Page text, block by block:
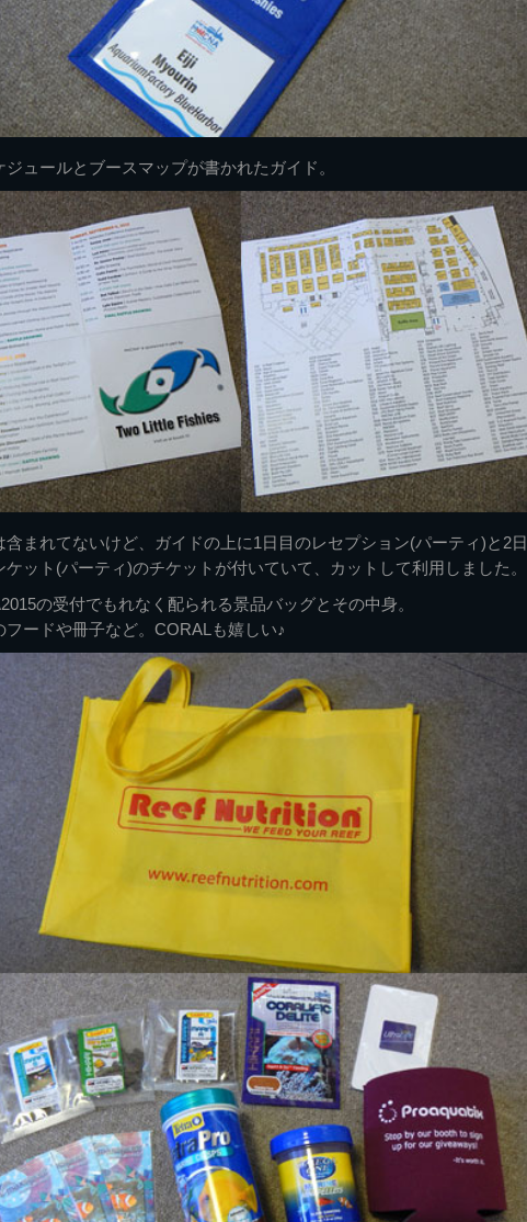
ジュールとブースマップが書かれたガイド。
含まれてないけど、ガイドの上に1日目のレセプション(パーティ)と2日
ケット(パーティ)のチケットが付いていて、カットして利用しました。
の受付でもれなく配られる景品バッグとその中身。
フードや冊子など。CORALも嬉しい♪